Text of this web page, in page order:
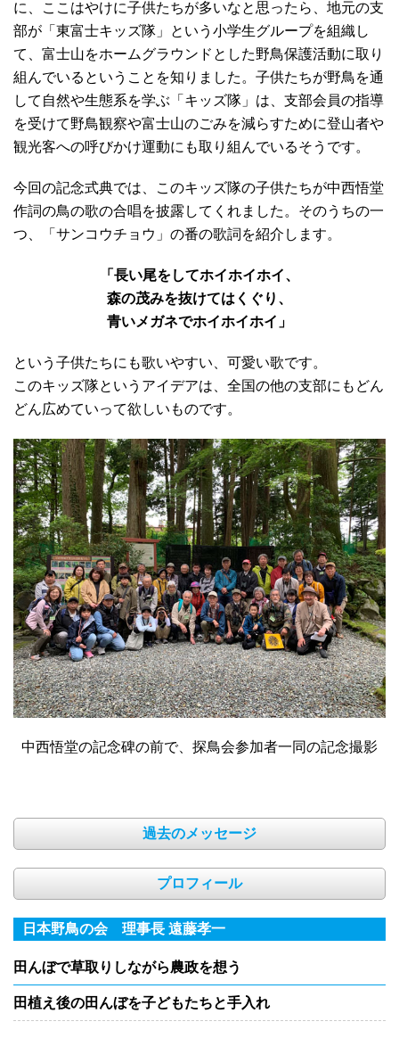
に、ここはやけに子供たちが多いなと思ったら、地元の支
部が「東富士キッズ隊」という小学生グループを組織し
て、富士山をホームグラウンドとした野鳥保護活動に取り
組んでいるということを知りました。子供たちが野鳥を通
して自然や生態系を学ぶ「キッズ隊」は、支部会員の指導
を受けて野鳥観察や富士山のごみを減らすために登山者や
観光客への呼びかけ運動にも取り組んでいるそうです。
今回の記念式典では、このキッズ隊の子供たちが中西悟堂
作詞の鳥の歌の合唱を披露してくれました。そのうちの一
つ、「サンコウチョウ」の番の歌詞を紹介します。
「長い尾をしてホイホイホイ、
森の茂みを抜けてはくぐり、
青いメガネでホイホイホイ」
という子供たちにも歌いやすい、可愛い歌です。
このキッズ隊というアイデアは、全国の他の支部にもどん
どん広めていって欲しいものです。
中西悟堂の記念碑の前で、探鳥会参加者一同の記念撮影
過去のメッセージ
プロフィール
日本野鳥の会 理事長 遠藤孝一
田んぼで草取りしながら農政を想う
田植え後の田んぼを子どもたちと手入れ